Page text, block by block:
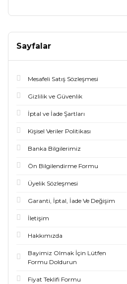
Sayfalar
Mesafeli Satış Sözleşmesi
Gizlilik ve Güvenlik
İptal ve İade Şartları
Kişisel Veriler Politikası
Banka Bilgilerimiz
Ön Bilgilendirme Formu
Üyelik Sözleşmesi
Garanti, İptal, İade Ve Değişim
İletişim
Hakkımızda
Bayimiz Olmak İçin Lütfen
Formu Doldurun
Fiyat Teklifi Formu